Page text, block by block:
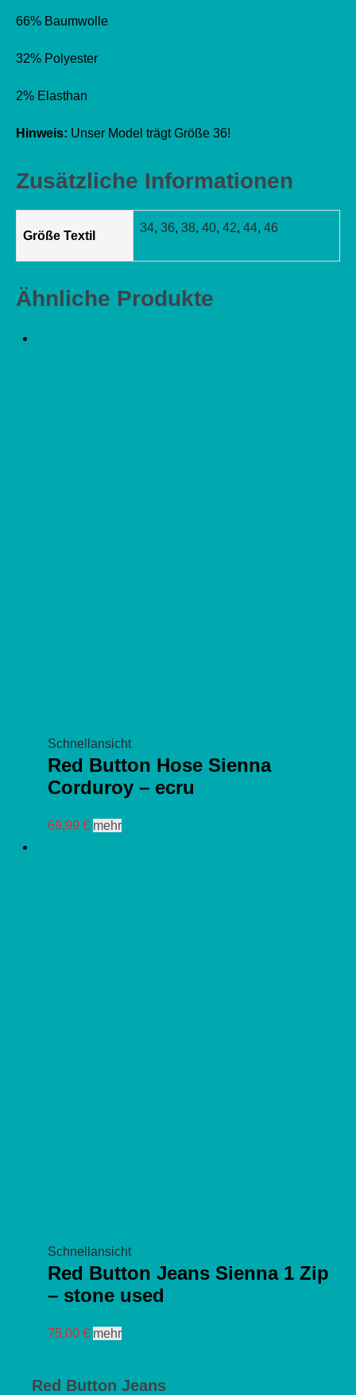
66% Baumwolle
32% Polyester
2% Elasthan
Hinweis: Unser Model trägt Größe 36!
Zusätzliche Informationen
Größe Textil
34, 36, 38, 40, 42, 44, 46
Ähnliche Produkte
Schnellansicht
Red Button Hose Sienna
Corduroy – ecru
69,99 € mehrDieses
Schnellansicht
Red Button Jeans Sienna 1 Zip
– stone used
75,00 € mehrDieses
Red Button Jeans